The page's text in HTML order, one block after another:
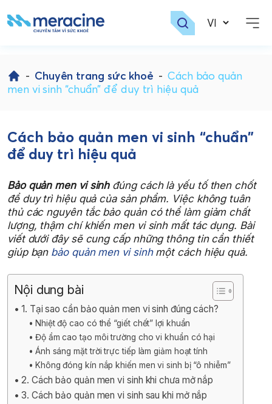
to
content
- Chuyên trang sức khoẻ - Cách bảo quản
men vi sinh “chuẩn” để duy trì hiệu quả
Cách bảo quản men vi sinh “chuẩn”
để duy trì hiệu quả
Bảo quản men vi sinhđúng cách là yếu tố then chốt
để duy trì hiệu quả của sản phẩm. Việc không tuân
thủ các nguyên tắc bảo quản có thể làm giảm chất
lượng, thậm chí khiến men vi sinh mất tác dụng. Bài
viết dưới đây sẽ cung cấp những thông tin cần thiết
giúp bạn bảo quản men vi sinhmột cách hiệu quả.
Nội dung bài
1. Tại sao cần bảo quản men vi sinh đúng cách?
Nhiệt độ cao có thể “giết chết” lợi khuẩn
Độ ẩm cao tạo môi trường cho vi khuẩn có hại
Ánh sáng mặt trời trực tiếp làm giảm hoạt tính
Không đóng kín nắp khiến men vi sinh bị “ô nhiễm”
2. Cách bảo quản men vi sinh khi chưa mở nắp
3. Cách bảo quản men vi sinh sau khi mở nắp